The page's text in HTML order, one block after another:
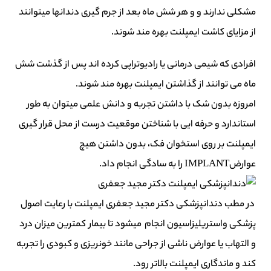
مشکلی ندارند و و هر شش ماه بعد از جرم گیری دندانها میتوانند
از مزایای کاشت ایمپلنت بهره مند شوند.
افرادی که شیمی درمانی یا رادیوتراپی کرده اند پس از گذشت شش
ماه می توانند از گذاشتن ایمپلنت بهره مند شوند.
امروزه بدون شک با داشتن تجربه و دانش علمی میتوان به طور
استاندارد و حرفه ایی با شناختن موقعیت درست از محل قرار گیری
ایمپلنت بر روی استخوان فک، بدون داشتن هیچ
عوارضIMPLANT را به سادگی انجام داد.
در مطب دندانپزشکی دکتر مجید جعفری ایمپلنت با رعایت اصول
پزشکی واستریلیزاسیون انجام میشود تا بیمار کمترین میزان درد
و التهاب یا عوارض ناشی از جراحی مانند خونریزی و کبودی را تجربه
کند و ماندگاری ایمپلنت بالاتر رود.